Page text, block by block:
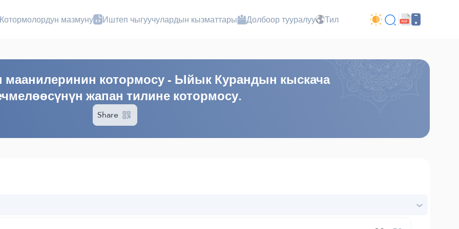
мазмуну Иштеп чыгуучулардын кызматтары Долбоор тууралуу Тил
котормосу - Ыйык Курандын кыскача
жапан тилине котормосу.
Share